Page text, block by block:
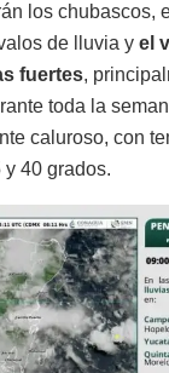
los chubascos,
de lluvia y el
fuertes,
toda la
caluroso, con
y 40 grados.